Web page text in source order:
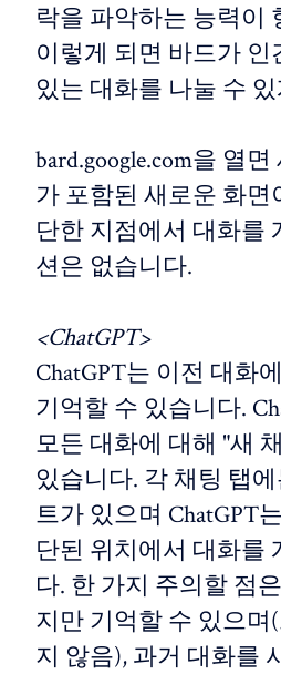
락을 파악하는 능력이
이렇게 되면 바드가 인
있는 대화를 나눌 수
bard.google.com을 열
가 포함된 새로운 화면
단한 지점에서 대화를
션은 없습니다.
<ChatGPT>
ChatGPT는 이전 대화
기억할 수 있습니다.
모든 대화에 대해 "새
있습니다. 각 채팅 탭
트가 있으며 ChatGPT
단된 위치에서 대화를
다. 한 가지 주의할 점
지만 기억할 수 있으며
지 않음), 과거 대화를